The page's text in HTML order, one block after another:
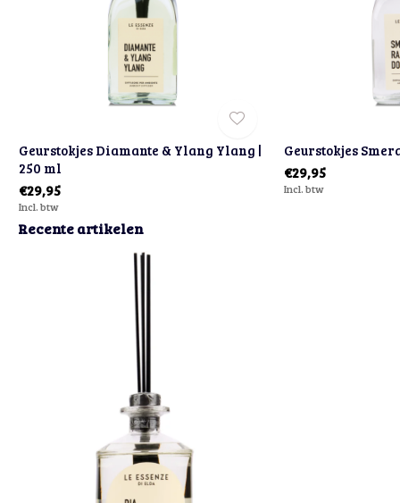
Geurstokjes Diamante & Ylang Ylang |
250 ml
€29,95
Incl. btw
Geurstokjes
€29,95
Incl. btw
Recente artikelen